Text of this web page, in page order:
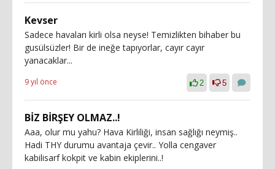
Kevser
Sadece havaları kirli olsa neyse! Temizlikten bihaber bu
gusülsüzler! Bir de ineğe tapıyorlar, cayır cayır
yanacaklar...
9 yıl önce 2 5
BİZ BİRŞEY OLMAZ..!
Aaa, olur mu yahu? Hava Kirliliği, insan sağlığı neymiş..
Hadi THY durumu avantaja çevir.. Yolla cengaver
kabilisarf kokpit ve kabin ekiplerini..!